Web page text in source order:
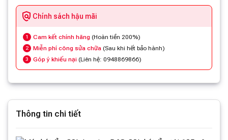
Chính sách hậu mãi
1 Cam kết chính hãng (Hoàn tiền 200%)
2 Miễn phí công sửa chữa (Sau khi hết bảo hành)
3 Góp ý khiếu nại (Liên hệ: 0948869866)
Thông tin chi tiết